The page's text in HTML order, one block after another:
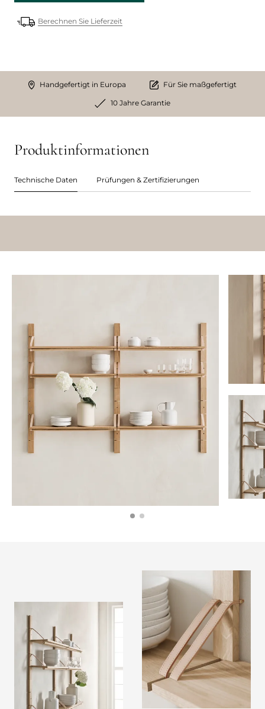
Berechnen Sie Lieferzeit
Handgefertigt in Europa Für Sie maßgefertigt
10 Jahre Garantie
Produktinformationen
Technische Daten Prüfungen & Zertifizierungen